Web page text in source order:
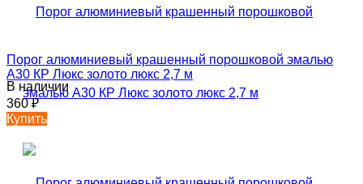
Порог алюминиевый крашенный порошковой эмалью
А30 КР Люкс золото люкс 2,7 м
В наличии
360₽
Купить